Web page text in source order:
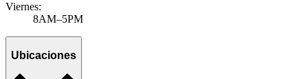
Viernes:
8AM–5PM
Ubicaciones